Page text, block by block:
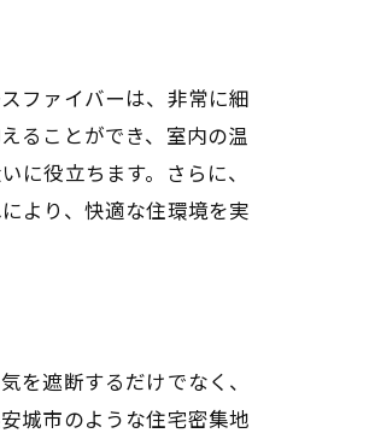
ファイバーは、非常に細
ることができ、室内の温
役立ちます。さらに、
より、快適な住環境を実
を遮断するだけでなく、
城市のような住宅密集地